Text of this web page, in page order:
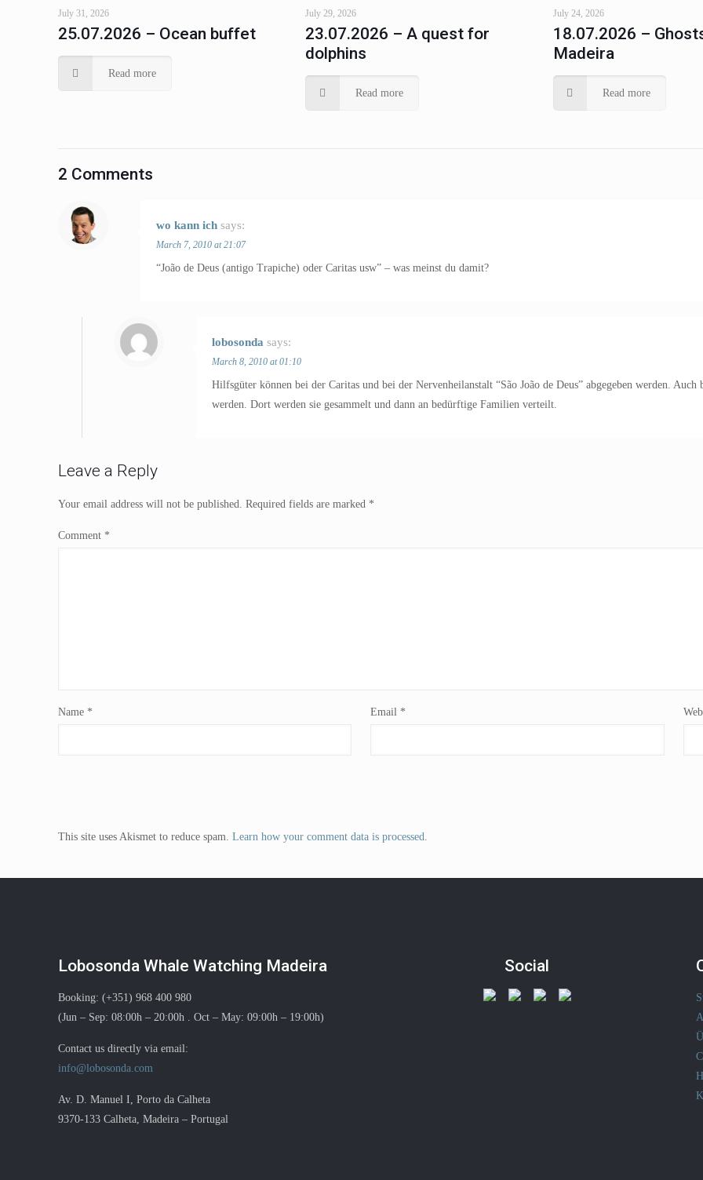
July 31, 2026
25.07.2026 – Ocean buffet
Read more
July 29, 2026
23.07.2026 – A quest for
dolphins
Read more
July 24, 2026
18.07.2026 –
Madeira
Read more
2 Comments
wo kann ich says:
March 7, 2010 at 21:07
“João de Deus (antigo Trapiche) oder Caritas usw” – was meinst du damit?
lobosonda says:
March 8, 2010 at 01:10
Hilfsgüter können bei der Caritas und bei der Nervenheilanstalt “São João de Deus” abgegeben werden.
werden. Dort werden sie gesammelt und dann an bedürftige Familien verteilt.
Leave a Reply
Your email address will not be published. Required fields are marked *
Comment *
Name * Email *
This site uses Akismet to reduce spam. Learn how your comment data is processed.
Lobosonda Whale Watching Madeira
Booking: (+351) 968 400 980
(Jun – Sep: 08:00h – 20:00h . Oct – May: 09:00h – 19:00h)
Contact us directly via email:
info@lobosonda.com
Av. D. Manuel I, Porto da Calheta
9370-133 Calheta, Madeira – Portugal
Social